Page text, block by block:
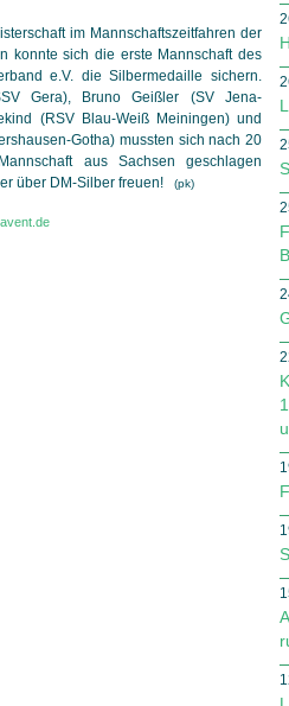
im Mannschaftszeitfahren der
konnte sich die erste Mannschaft des
e.V. die Silbermedaille sichern.
Gera), Bruno Geißler (SV Jena-
(RSV Blau-Weiß Meiningen) und
Gotha) mussten sich nach 20
aus Sachsen geschlagen
über DM-Silber freuen!
(pk)